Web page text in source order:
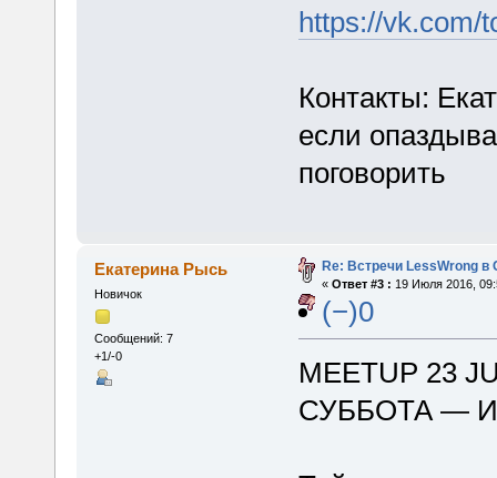
https://vk.com/
Контакты:
если
поговорить
Екатерина Рысь
Новичок
Сообщений: 7
+1/-0
Re: Встречи LessWrong в
« Ответ #3 : 19 Июля 2016,
(−)0
MEETUP 23
СУББОТА —